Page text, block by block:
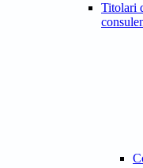
Titolari